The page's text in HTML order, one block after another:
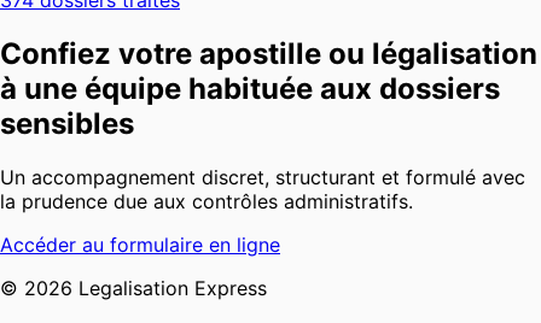
Confiez votre apostille ou légalisation
à une équipe habituée aux dossiers
sensibles
Un accompagnement discret, structurant et formulé avec
la prudence due aux contrôles administratifs.
Accéder au formulaire en ligne
© 2026 Legalisation Express